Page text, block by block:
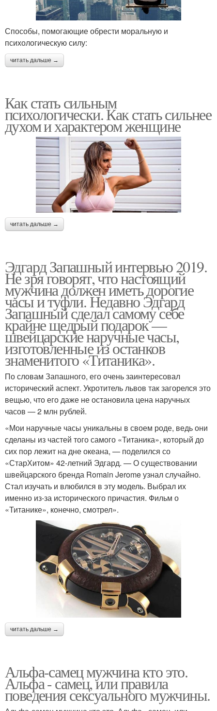
Способы, помогающие обрести моральную и
психологическую силу:
читать дальше →
Как стать сильным
психологически. Как стать сильнее
духом и характером женщине
читать дальше →
Эдгард Запашный интервью 2019.
Не зря говорят, что настоящий
мужчина должен иметь дорогие
часы и туфли. Недавно Эдгард
Запашный сделал самому себе
крайне щедрый подарок —
швейцарские наручные часы,
изготовленные из останков
знаменитого «Титаника».
По словам Запашного, его очень заинтересовал
исторический аспект. Укротитель львов так загорелся это
вещью, что его даже не остановила цена наручных
часов — 2 млн рублей.
«Мои наручные часы уникальны в своем роде, ведь они
сделаны из частей того самого «Титаника», который до
сих пор лежит на дне океана, — поделился со
«СтарХитом» 42-летний Эдгард. — О существовании
швейцарского бренда Romain Jerome узнал случайно.
Стал изучать и влюбился в эту модель. Выбрал их
именно из-за исторического причастия. Фильм о
«Титанике», конечно, смотрел».
читать дальше →
Альфа-самец мужчина кто это.
Альфа - самец, или правила
поведения сексуального мужчины.